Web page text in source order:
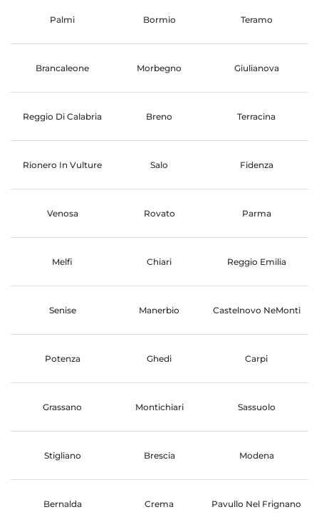
Palmi Bormio Teramo
Brancaleone Morbegno Giulianova
Reggio Di Calabria Breno Terracina
Rionero In Vulture Salo Fidenza
Venosa Rovato Parma
Melfi Chiari Reggio Emilia
Senise Manerbio Castelnovo NeMonti
Potenza Ghedi Carpi
Grassano Montichiari Sassuolo
Stigliano Brescia Modena
Bernalda Crema Pavullo Nel Frignano